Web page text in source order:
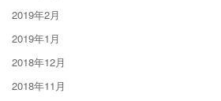
2019年2月
2019年1月
2018年12月
2018年11月